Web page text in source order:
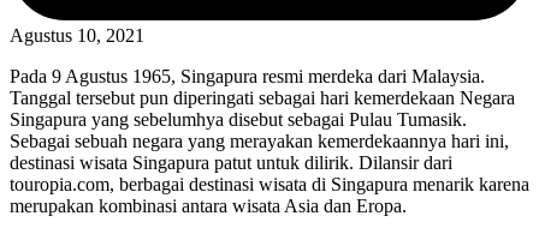
Agustus 10, 2021
Pada 9 Agustus 1965, Singapura resmi merdeka dari Malaysia.
Tanggal tersebut pun diperingati sebagai hari kemerdekaan Negara
Singapura yang sebelumhya disebut sebagai Pulau Tumasik.
Sebagai sebuah negara yang merayakan kemerdekaannya hari ini,
destinasi wisata Singapura patut untuk dilirik. Dilansir dari
touropia.com, berbagai destinasi wisata di Singapura menarik karena
merupakan kombinasi antara wisata Asia dan Eropa.